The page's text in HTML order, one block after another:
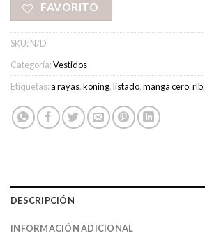
FAVORITO
SKU: N/D
Categoría:Vestidos
Etiquetas:a rayas,koning,listado,manga cero,rib,
DESCRIPCIÓN
INFORMACIÓN ADICIONAL